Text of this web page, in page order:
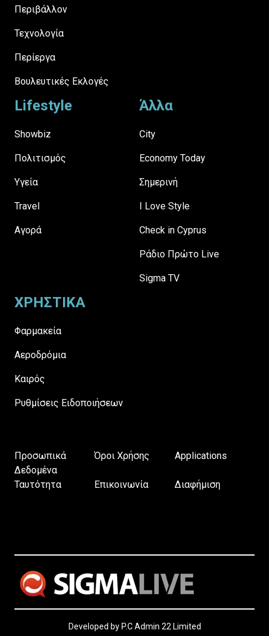
Περιβάλλον
Τεχνολογία
Περίεργα
Βουλευτικές Εκλογές
Lifestyle
Showbiz
Πολιτισμός
Υγεία
Travel
Αγορά
Άλλα
City
Economy Today
Σημερινή
I Love Style
Check in Cyprus
Ράδιο Πρώτο Live
Sigma TV
ΧΡΗΣΤΙΚΑ
Φαρμακεία
Αεροδρόμια
Καιρός
Ρυθμίσεις Ειδοποιήσεων
Προσωπικά
Δεδομένα
Όροι Χρήσης Applications
Ταυτότητα Επικοινωνία Διαφήμιση
Developed by P.C Admin 22 Limited